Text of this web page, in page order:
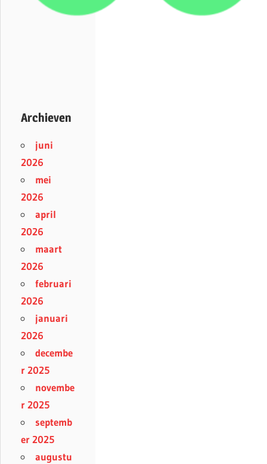
Archieven
juni
2026
mei
2026
april
2026
maart
2026
februari
2026
januari
2026
decembe
r 2025
novembe
r 2025
septemb
er 2025
augustu